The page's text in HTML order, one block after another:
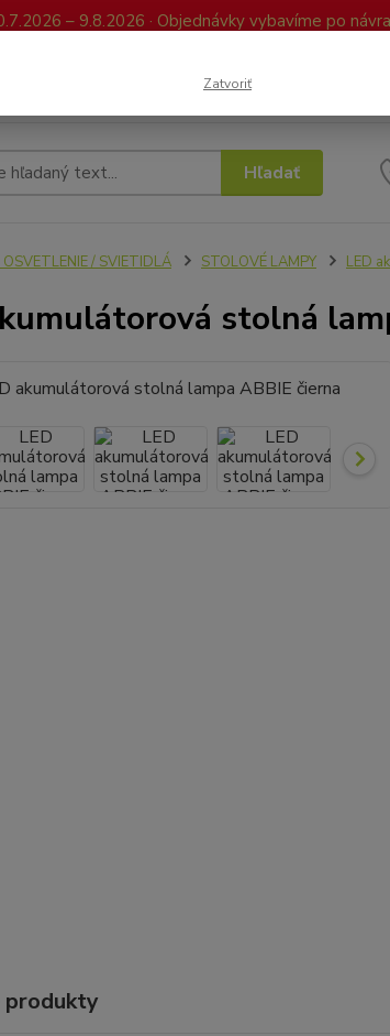
– 9.8.2026 · Objednávky vybavíme po
Hľadať
OSVETLENIE / SVIETIDLÁ STOLOVÉ LAMPY LED
stolná
produkty
Zatvoriť